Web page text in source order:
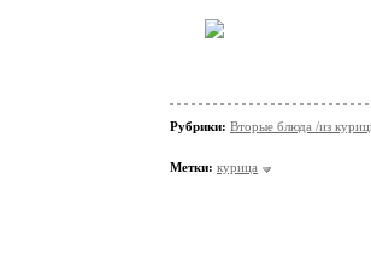
Рубрики: Вторые блюда /из
Метки: курица